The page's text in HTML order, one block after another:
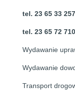
tel. 23 65 33 257
tel. 23 65 72 710
Wydawanie
Wydawanie
Transport